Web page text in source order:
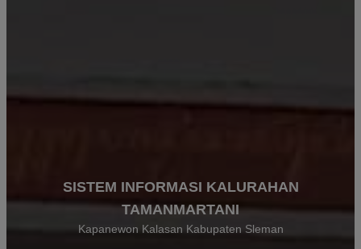
SISTEM INFORMASI KALURAHAN
TAMANMARTANI
Kapanewon Kalasan Kabupaten Sleman